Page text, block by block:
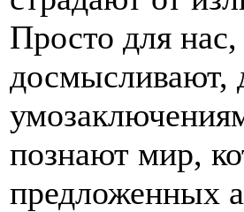
Просто для
досмысливают,
познают мир,
предложенных